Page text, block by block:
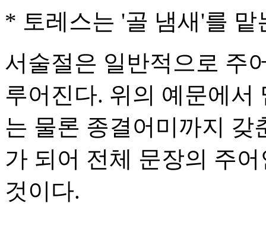
* 토레스는 '골 냄새'를
서술절은 일반적으로 주
루어진다. 위의 예문에서
는 물론 종결어미까지 갖
가 되어 전체 문장의 주
것이다.